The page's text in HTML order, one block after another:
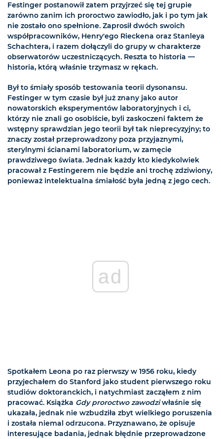
Festinger postanowił zatem przyjrzeć się tej grupie
zarówno zanim ich proroctwo zawiodło, jak i po tym jak
nie zostało ono spełnione. Zaprosił dwóch swoich
współpracowników, Henry'ego Rieckena oraz Stanleya
Schachtera, i razem dołączyli do grupy w charakterze
obserwatorów uczestniczących. Reszta to historia —
historia, którą właśnie trzymasz w rękach.
Był to śmiały sposób testowania teorii dysonansu.
Festinger w tym czasie był już znany jako autor
nowatorskich eksperymentów laboratoryjnych i ci,
którzy nie znali go osobiście, byli zaskoczeni faktem że
wstępny sprawdzian jego teorii był tak nieprecyzyjny; to
znaczy został przeprowadzony poza przyjaznymi,
sterylnymi ścianami laboratorium, w zamęcie
prawdziwego świata. Jednak każdy kto kiedykolwiek
pracował z Festingerem nie będzie ani trochę zdziwiony,
ponieważ intelektualna śmiałość była jedną z jego cech.
ad
Spotkałem Leona po raz pierwszy w 1956 roku, kiedy
przyjechałem do Stanford jako student pierwszego roku
studiów doktoranckich, i natychmiast zacząłem z nim
pracować. Książka Gdy proroctwo zawodziwłaśnie się
ukazała, jednak nie wzbudziła zbyt wielkiego poruszenia
i została niemal odrzucona. Przyznawano, że opisuje
interesujące badania, jednak błędnie przeprowadzone